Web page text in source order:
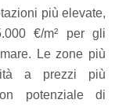
più elevate,
€/m² per gli
Le zone più
a prezzi più
potenziale di